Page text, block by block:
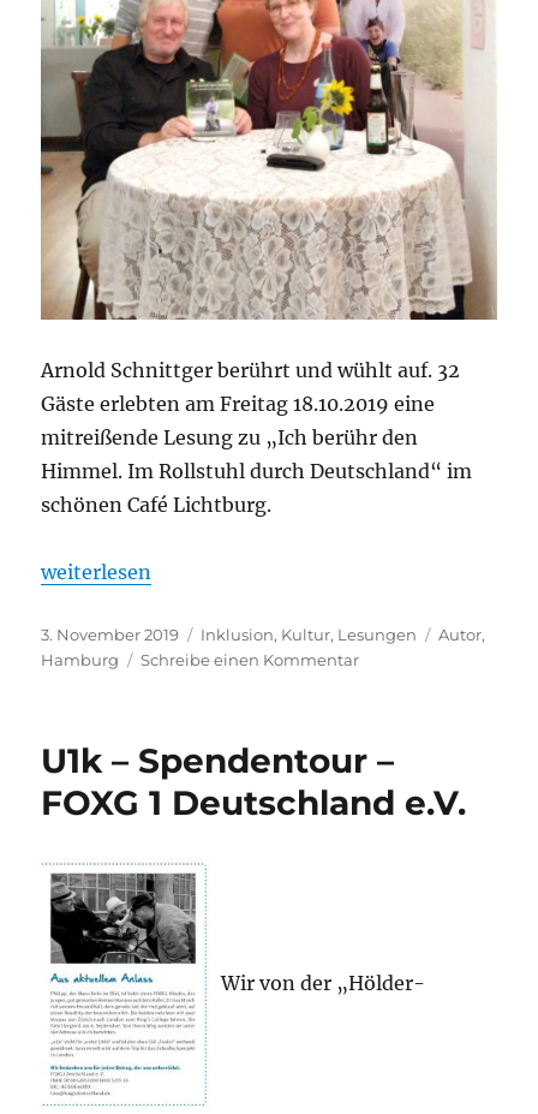
Arnold Schnittger berührt und wühlt auf. 32
Gäste erlebten am Freitag 18.10.2019 eine
mitreißende Lesung zu „Ich berühr den
Himmel. Im Rollstuhl durch Deutschland“ im
schönen Café Lichtburg.
„Arnold Schnittger liest in der Lauffener Lichtburg“
weiterlesen
Veröffentlicht
am
3. November 2019 Kategorien
Inklusion, Kultur, Lesungen Autor,
Hamburg
Schreibe einen Kommentarzu
in
Lauffener
U1k – Spendentour –
FOXG 1 Deutschland e.V.
Wir von der „Hölder-